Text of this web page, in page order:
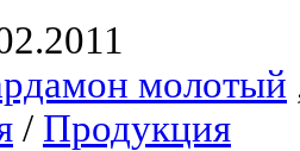
молотый
/ Продукция